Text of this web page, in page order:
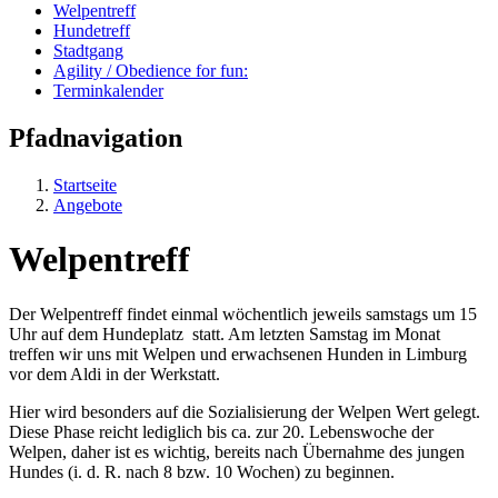
Welpentreff
Hundetreff
Stadtgang
Agility / Obedience for fun:
Terminkalender
Pfadnavigation
Startseite
Angebote
Welpentreff
Der Welpentreff findet einmal wöchentlich jeweils samstags um 15
Uhr auf dem Hundeplatz statt. Am letzten Samstag im Monat
treffen wir uns mit Welpen und erwachsenen Hunden in Limburg
vor dem Aldi in der Werkstatt.
Hier wird besonders auf die Sozialisierung der Welpen Wert gelegt.
Diese Phase reicht lediglich bis ca. zur 20. Lebenswoche der
Welpen, daher ist es wichtig, bereits nach Übernahme des jungen
Hundes (i. d. R. nach 8 bzw. 10 Wochen) zu beginnen.